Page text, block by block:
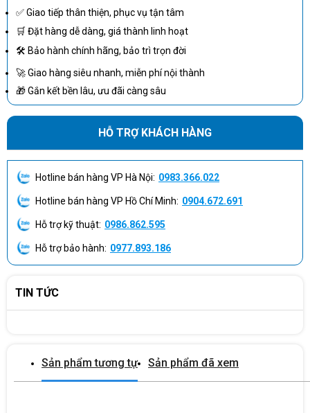
2. CÁC TÍNH NĂNG CỦA
Là một chiếc máy photocopy đa nhiêm,
Ricoh
sắm thiết bị cũng như là tận dụng được mọi tính năng đa dạng
Tốc độ sao chụp: 17 bản/phút
✅ Giao tiếp thân thiện, phục vụ tận tâm
🛒 Đặt hàng dễ dàng, giá thành linh hoạt
🛠 Bảo hành chính hãng, bảo trì trọn đời
🚀 Giao hàng siêu nhanh, miễn phí nội thành
🎁 Gắn kết bền lâu, ưu đãi càng sâu
HỖ TRỢ KHÁCH HÀNG
Hotline bán hàng VP Hà Nội: 0983.366.022
Hotline bán hàng VP Hồ Chí Minh: 0904.672.691
Hỗ trợ kỹ thuật: 0986.862.595
Hỗ trợ bảo hành: 0977.893.186
TIN TỨC
Sản phẩm tương tự Sản phẩm đã xem